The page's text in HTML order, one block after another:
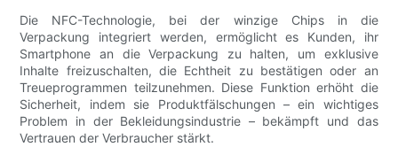
Die NFC-Technologie, bei der winzige Chips in die
Verpackung integriert werden, ermöglicht es Kunden, ihr
Smartphone an die Verpackung zu halten, um exklusive
Inhalte freizuschalten, die Echtheit zu bestätigen oder an
Treueprogrammen teilzunehmen. Diese Funktion erhöht die
Sicherheit, indem sie Produktfälschungen – ein wichtiges
Problem in der Bekleidungsindustrie – bekämpft und das
Vertrauen der Verbraucher stärkt.